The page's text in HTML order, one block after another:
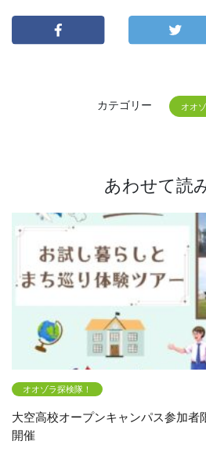
カテゴリー オオ
あわせて読
オオゾラ探検隊！
大空高校オープンキャンパス参加者
開催